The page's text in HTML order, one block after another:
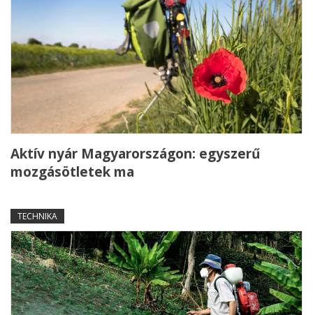
Aktív nyár Magyarországon: egyszerű
mozgásötletek ma
TECHNIKA